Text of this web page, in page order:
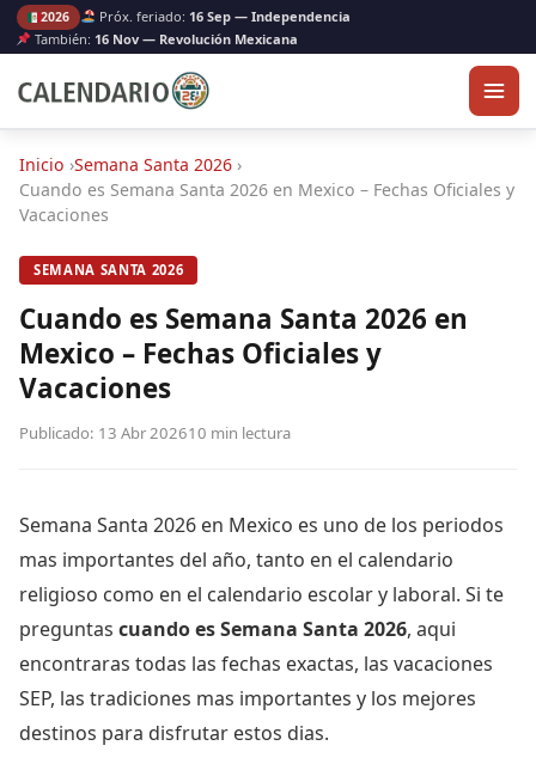
2026 Próx. feriado: 16 Sep — Independencia
También: 16 Nov — Revolución Mexicana
Inicio ›Semana Santa 2026 ›
Cuando es Semana Santa 2026 en Mexico – Fechas Oficiales y
Vacaciones
SEMANA SANTA 2026
Cuando es Semana Santa 2026 en
Mexico – Fechas Oficiales y
Vacaciones
Publicado: 13 Abr 202610 min lectura
Semana Santa 2026 en Mexico es uno de los periodos
mas importantes del año, tanto en el calendario
religioso como en el calendario escolar y laboral. Si te
preguntas cuando es Semana Santa 2026, aqui
encontraras todas las fechas exactas, las vacaciones
SEP, las tradiciones mas importantes y los mejores
destinos para disfrutar estos dias.